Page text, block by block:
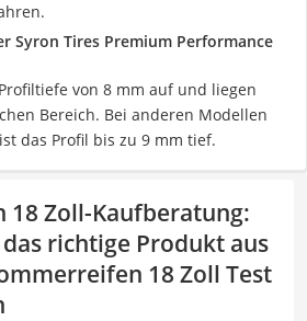
Syron Tires Premium Performance
von 8 mm auf und liegen
Bereich. Bei anderen Modellen
das Profil bis zu 9 mm tief.
18 Zoll-Kaufberatung:
richtige Produkt aus
18 Zoll Test